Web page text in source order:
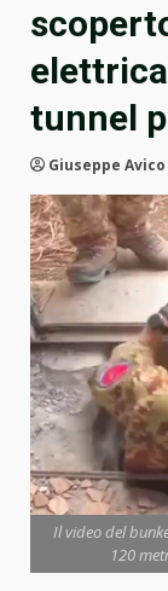
tunnel
Giuseppe Avico
Il video del
120